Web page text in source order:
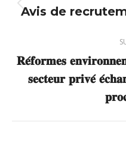
article
Avis de
𝐑𝐞́𝐟𝐨𝐫𝐦𝐞𝐬
𝐬𝐞𝐜𝐭𝐞𝐮𝐫 𝐩𝐫𝐢𝐯𝐞́